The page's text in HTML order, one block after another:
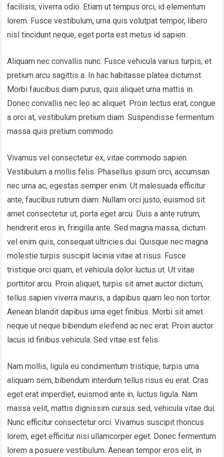
facilisis, viverra odio. Etiam ut tempus orci, id elementum
lorem. Fusce vestibulum, urna quis volutpat tempor, libero
nisl tincidunt neque, eget porta est metus id sapien.
Aliquam nec convallis nunc. Fusce vehicula varius turpis, et
pretium arcu sagittis a. In hac habitasse platea dictumst.
Morbi faucibus diam purus, quis aliquet urna mattis in.
Donec convallis nec leo ac aliquet. Proin lectus erat, congue
a orci at, vestibulum pretium diam. Suspendisse fermentum
massa quis pretium commodo.
Vivamus vel consectetur ex, vitae commodo sapien.
Vestibulum a mollis felis. Phasellus ipsum orci, accumsan
nec urna ac, egestas semper enim. Ut malesuada efficitur
ante, faucibus rutrum diam. Nullam orci justo, euismod sit
amet consectetur ut, porta eget arcu. Duis a ante rutrum,
hendrerit eros in, fringilla ante. Sed magna massa, dictum
vel enim quis, consequat ultricies dui. Quisque nec magna
molestie turpis suscipit lacinia vitae at risus. Fusce
tristique orci quam, et vehicula dolor luctus ut. Ut vitae
porttitor arcu. Proin aliquet, turpis sit amet auctor dictum,
tellus sapien viverra mauris, a dapibus quam leo non tortor.
Aenean blandit dapibus urna eget finibus. Morbi sit amet
neque ut neque bibendum eleifend ac nec erat. Proin auctor
lacus id finibus vehicula. Sed vitae est felis.
Nam mollis, ligula eu condimentum tristique, turpis urna
aliquam sem, bibendum interdum tellus risus eu erat. Cras
eget erat imperdiet, euismod ante in, luctus ligula. Nam
massa velit, mattis dignissim cursus sed, vehicula vitae dui.
Nunc efficitur consectetur orci. Vivamus suscipit rhoncus
lorem, eget efficitur nisi ullamcorper eget. Donec fermentum
lorem a posuere vestibulum. Aenean tempor eros elit, in